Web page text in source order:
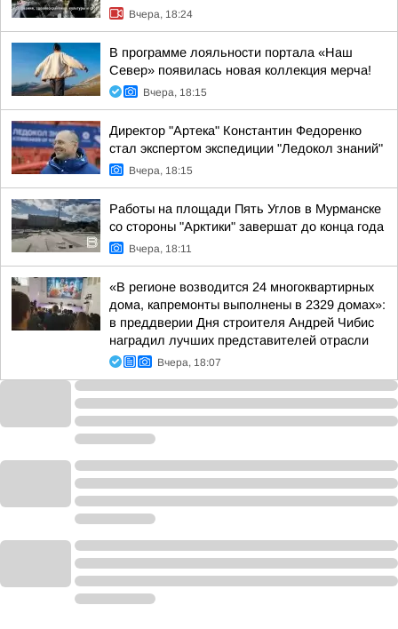
Вчера, 18:24
В программе лояльности портала «Наш
Север» появилась новая коллекция мерча!
Вчера, 18:15
Директор "Артека" Константин Федоренко
стал экспертом экспедиции "Ледокол знаний"
Вчера, 18:15
Работы на площади Пять Углов в Мурманске
со стороны "Арктики" завершат до конца года
Вчера, 18:11
«В регионе возводится 24 многоквартирных
дома, капремонты выполнены в 2329 домах»:
в преддверии Дня строителя Андрей Чибис
наградил лучших представителей отрасли
Вчера, 18:07